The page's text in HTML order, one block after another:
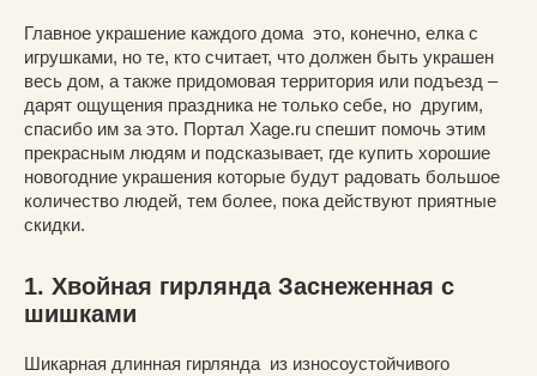
Главное украшение каждого дома это, конечно, елка с
игрушками, но те, кто считает, что должен быть украшен
весь дом, а также придомовая территория или подъезд –
дарят ощущения праздника не только себе, но другим,
спасибо им за это. Портал Xage.ru спешит помочь этим
прекрасным людям и подсказывает, где купить хорошие
новогодние украшения которые будут радовать большое
количество людей, тем более, пока действуют приятные
скидки.
1. Хвойная гирлянда Заснеженная с
шишками
Шикарная длинная гирлянда из износоустойчивого